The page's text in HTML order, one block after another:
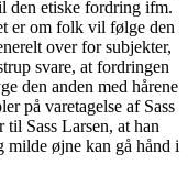
den etiske fordring ifm.
er om folk vil følge den
over for subjekter,
svare, at fordringen
den anden med hårene
på varetagelse af Sass
Sass Larsen, at han
milde øjne kan gå hånd i